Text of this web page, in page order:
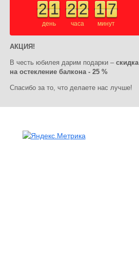
21
день
22
часа
17
минут
АКЦИЯ!
В честь юбилея дарим подарки – скидка
на остекление балкона - 25 %
Спасибо за то, что делаете нас лучше!